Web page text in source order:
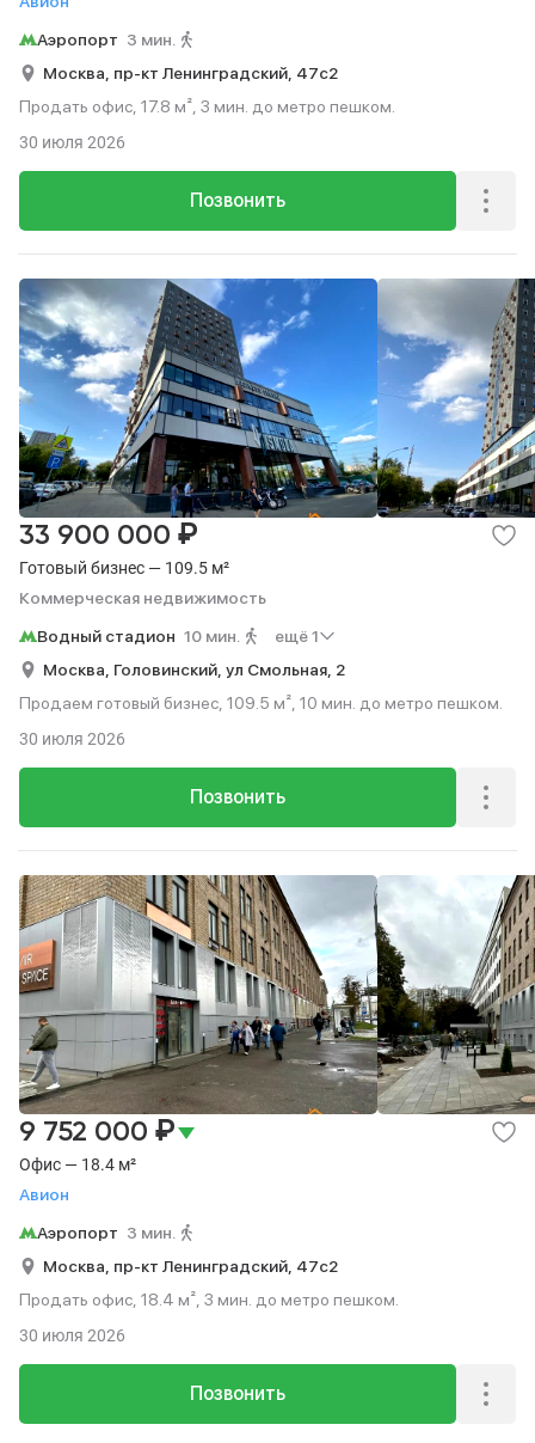
Аэропорт 3 мин.
Москва, пр-кт Ленинградский, 47с2
Продать офис, 17.8 м², 3 мин. до метро пешком.
Позвонить
30 июля 2026
Готовый бизнес — 109.5 м²
Коммерческая недвижимость
33 900 000 ₽
Водный стадион 10 мин.
ещё 1
Москва, Головинский, ул Смольная, 2
Продаем готовый бизнес, 109.5 м², 10 мин. до метро пешком.
Позвонить
30 июля 2026
Офис — 18.4 м²
Авион
9 752 000 ₽
Аэропорт 3 мин.
Москва, пр-кт Ленинградский, 47с2
Продать офис, 18.4 м², 3 мин. до метро пешком.
Позвонить
30 июля 2026